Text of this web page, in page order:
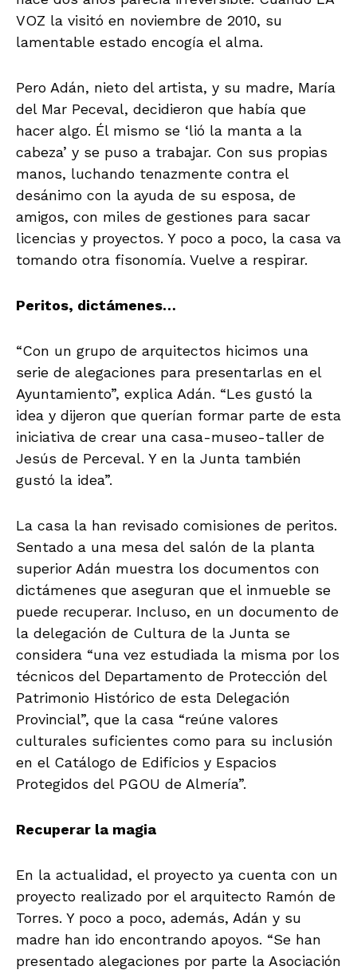
VOZ la visitó en noviembre de 2010, su
lamentable estado encogía el alma.
Pero Adán, nieto del artista, y su madre, María
del Mar Peceval, decidieron que había que
hacer algo. Él mismo se ‘lió la manta a la
cabeza’ y se puso a trabajar. Con sus propias
manos, luchando tenazmente contra el
desánimo con la ayuda de su esposa, de
amigos, con miles de gestiones para sacar
licencias y proyectos. Y poco a poco, la casa va
tomando otra fisonomía. Vuelve a respirar.
Peritos, dictámenes…
“Con un grupo de arquitectos hicimos una
serie de alegaciones para presentarlas en el
Ayuntamiento”, explica Adán. “Les gustó la
idea y dijeron que querían formar parte de esta
iniciativa de crear una casa-museo-taller de
Jesús de Perceval. Y en la Junta también
gustó la idea”.
La casa la han revisado comisiones de peritos.
Sentado a una mesa del salón de la planta
superior Adán muestra los documentos con
dictámenes que aseguran que el inmueble se
puede recuperar. Incluso, en un documento de
la delegación de Cultura de la Junta se
considera “una vez estudiada la misma por los
técnicos del Departamento de Protección del
Patrimonio Histórico de esta Delegación
Provincial”, que la casa “reúne valores
culturales suficientes como para su inclusión
en el Catálogo de Edificios y Espacios
Protegidos del PGOU de Almería”.
Recuperar la magia
En la actualidad, el proyecto ya cuenta con un
proyecto realizado por el arquitecto Ramón de
Torres. Y poco a poco, además, Adán y su
madre han ido encontrando apoyos. “Se han
presentado alegaciones por parte la Asociación